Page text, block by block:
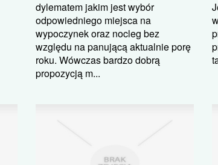
dylematem jakim jest wybór
odpowiedniego miejsca na
wypoczynek oraz nocleg bez
względu na panującą aktualnie porę
roku. Wówczas bardzo dobrą
propozycją m...